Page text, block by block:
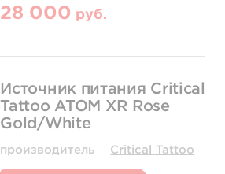
28 000 руб.
Источник питания Critical
Tattoo ATOM XR Rose
Gold/White
производитель Critical Tattoo